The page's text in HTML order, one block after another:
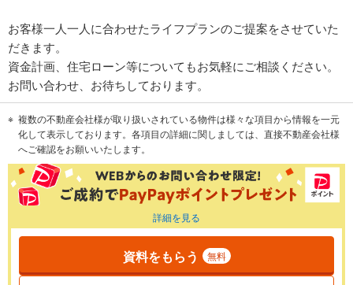
お客様一人一人に合わせたライフプランのご提案をさせていた
だきます。
資金計画、住宅ローン等についてもお気軽にご相談ください。
お問い合わせ、お待ちしております。
複数の不動産会社様が取り扱いされている物件は様々な項目から情報を一元
化して表示しております。各項目の詳細に関しましては、直接不動産会社様
へご確認をお願いいたします。
詳細を見る
資料をもらう 無料